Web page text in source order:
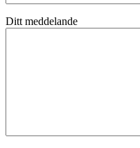
Ditt meddelande